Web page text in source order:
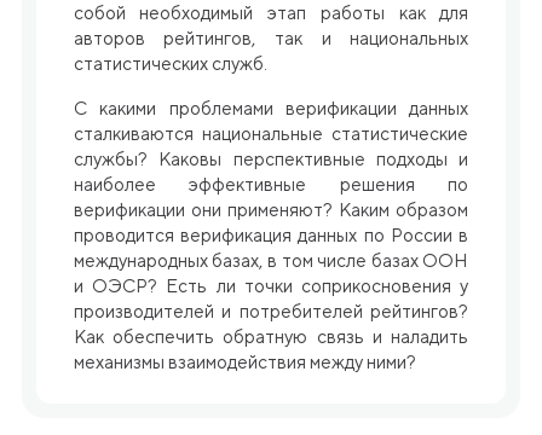
собой необходимый этап работы как для
авторов рейтингов, так и национальных
статистических служб.
С какими проблемами верификации данных
сталкиваются национальные статистические
службы? Каковы перспективные подходы и
наиболее эффективные решения по
верификации они применяют? Каким образом
проводится верификация данных по России в
международных базах, в том числе базах ООН
и ОЭСР? Есть ли точки соприкосновения у
производителей и потребителей рейтингов?
Как обеспечить обратную связь и наладить
механизмы взаимодействия между ними?